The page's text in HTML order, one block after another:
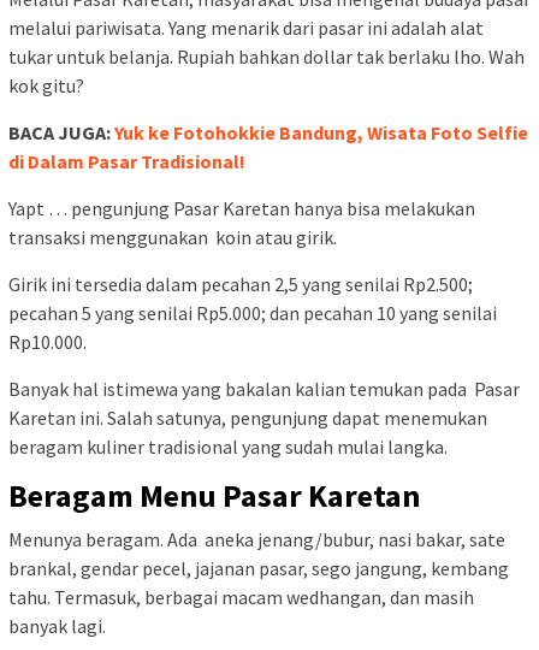
melalui pariwisata. Yang menarik dari pasar ini adalah alat
tukar untuk belanja. Rupiah bahkan dollar tak berlaku lho. Wah
kok gitu?
BACA JUGA:Yuk ke Fotohokkie Bandung, Wisata Foto Selfie
di Dalam Pasar Tradisional!
Yapt … pengunjung Pasar Karetan hanya bisa melakukan
transaksi menggunakan koin atau girik.
Girik ini tersedia dalam pecahan 2,5 yang senilai Rp2.500;
pecahan 5 yang senilai Rp5.000; dan pecahan 10 yang senilai
Rp10.000.
Banyak hal istimewa yang bakalan kalian temukan pada Pasar
Karetan ini. Salah satunya, pengunjung dapat menemukan
beragam kuliner tradisional yang sudah mulai langka.
Beragam Menu Pasar Karetan
Menunya beragam. Ada aneka jenang/bubur, nasi bakar, sate
brankal, gendar pecel, jajanan pasar, sego jangung, kembang
tahu. Termasuk, berbagai macam wedhangan, dan masih
banyak lagi.